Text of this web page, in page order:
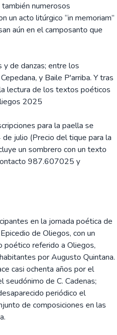
también numerosos
un acto litúrgico “in memoriam”
aún en el camposanto que
y de danzas; entre los
y Baile P'arriba. Y tras
lectura de los textos poéticos
2025
para la paella se
julio (Precio del tique para la
un sombrero con un texto
987.607025 y
en la jornada poética de
de Oliegos, con un
poético referido a Oliegos,
por Augusto Quintana.
casi ochenta años por el
de C. Cadenas;
periódico el
de composiciones en las